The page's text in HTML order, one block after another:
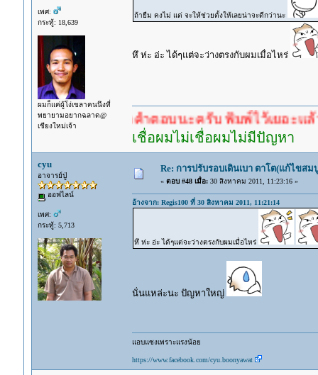
เพศ:
กระทู้: 18,639
ผมก็แค่ผู้โง่เขลาคนนึงที่
พยายามอยากฉลาด@
เชียงใหม่เจ้า
ถ้ายืม คงไม่ แต่ จะให้ช่วยตั้งให้เลยน่าจะดีกว่านะ
หึ ห่ะ อ่ะ ได้ๆแต่จะว่างตรงกับผมเมื่อไหร่
ตอบก่อนรอคำตอบนะครับ พิมพ์ไว้เยอะแล้ว หาอ่าน
เชื่อผมไม่เชื่อผมไม่มีปัญหา
cyu
อาจารย์ปู่
ออฟไลน์
เพศ:
กระทู้: 5,713
Re: การปรับรอบเดินเบา ตาโต(แก้ไขส
« ตอบ #48 เมื่อ:30 สิงหาคม 2011, 11:23:16 »
อ้างจาก: Regis100 ที่ 30 สิงหาคม 2011, 11:21:14
หึ ห่ะ อ่ะ ได้ๆแต่จะว่างตรงกับผมเมื่อไหร่
นั่นแหล่ะนะ ปัญหาใหญ่
แอบแซงเพราะแรงน้อย
https://www.facebook.com/cyu.boonyawat